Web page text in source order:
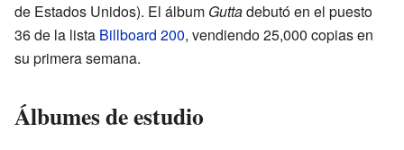
de Estados Unidos). El álbum Guttadebutó en el puesto
36 de la lista Billboard 200, vendiendo 25,000 copias en
su primera semana.
Álbumes de estudio